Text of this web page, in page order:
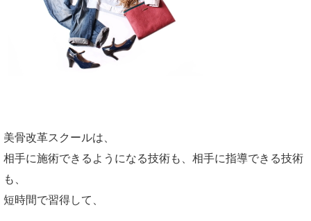
美骨改革スクールは、
相手に施術できるようになる技術も、相手に指導できる技術
も、
短時間で習得して、